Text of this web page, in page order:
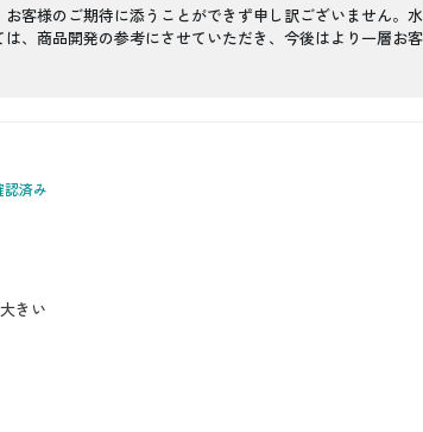
客様のご期待に添うことができず申し訳ございません
、商品開発の参考にさせていただき、今後はより一層
認済み
大きい